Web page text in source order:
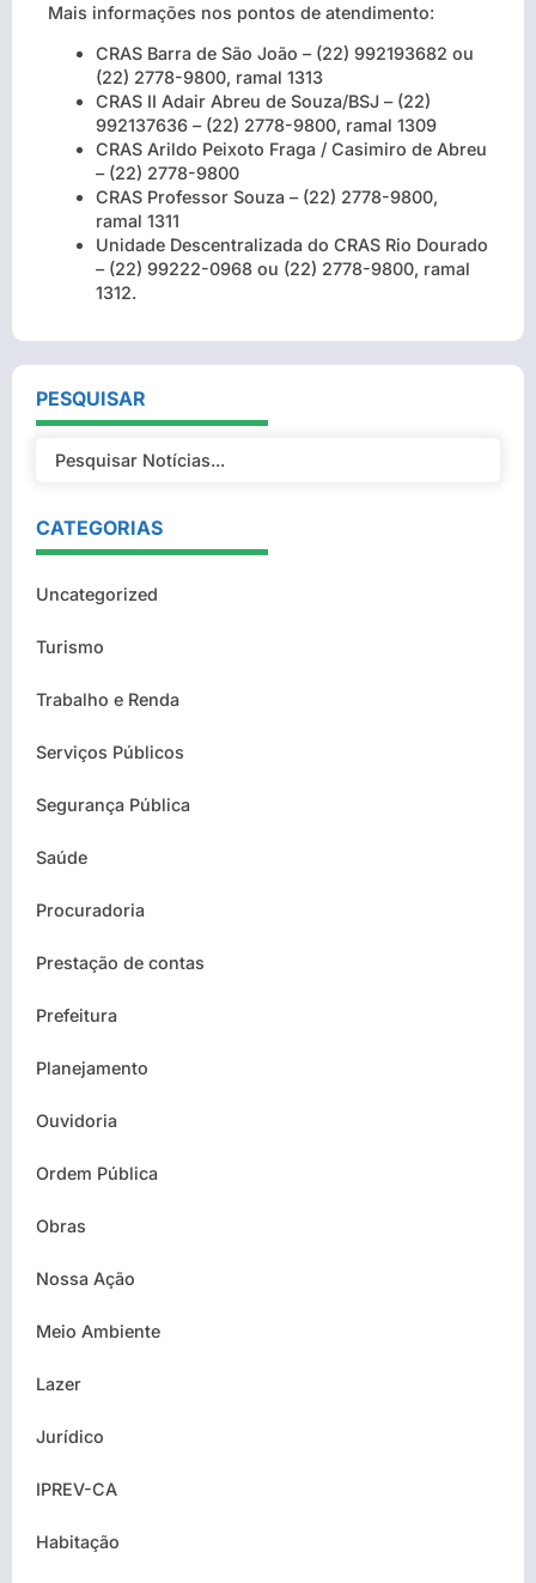
Mais informações nos pontos de atendimento:
CRAS Barra de São João – (22) 992193682 ou
(22) 2778-9800, ramal 1313
CRAS II Adair Abreu de Souza/BSJ – (22)
992137636 – (22) 2778-9800, ramal 1309
CRAS Arildo Peixoto Fraga / Casimiro de Abreu
– (22) 2778-9800
CRAS Professor Souza – (22) 2778-9800,
ramal 1311
Unidade Descentralizada do CRAS Rio Dourado
– (22) 99222-0968 ou (22) 2778-9800, ramal
1312.
PESQUISAR
CATEGORIAS
Uncategorized
Turismo
Trabalho e Renda
Serviços Públicos
Segurança Pública
Saúde
Procuradoria
Prestação de contas
Prefeitura
Planejamento
Ouvidoria
Ordem Pública
Obras
Nossa Ação
Meio Ambiente
Lazer
Jurídico
IPREV-CA
Habitação